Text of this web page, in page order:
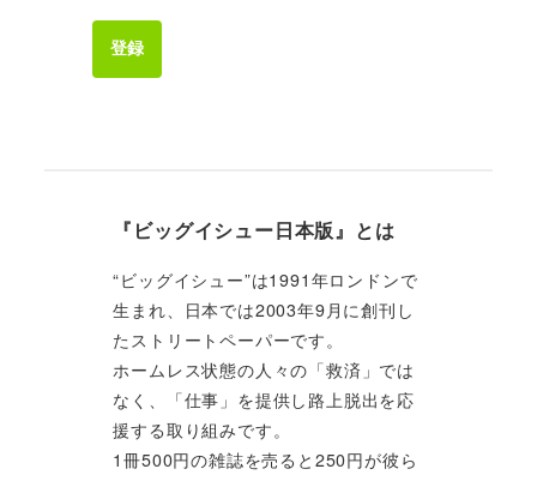
登録
『ビッグイシュー日本版』とは
“ビッグイシュー”は1991年ロンドンで
生まれ、日本では2003年9月に創刊し
たストリートペーパーです。
ホームレス状態の人々の「救済」では
なく、「仕事」を提供し路上脱出を応
援する取り組みです。
1冊500円の雑誌を売ると250円が彼ら